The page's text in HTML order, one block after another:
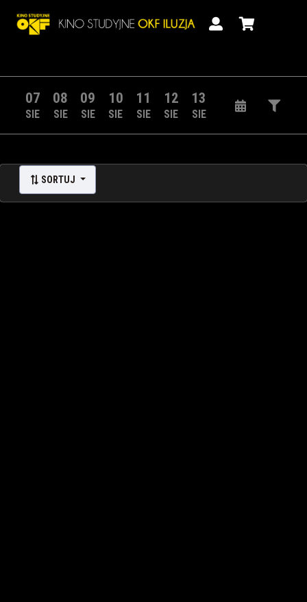
07
SIE
08
SIE
09
SIE
10
SIE
11
SIE
12
SIE
13
SIE
SORTUJ